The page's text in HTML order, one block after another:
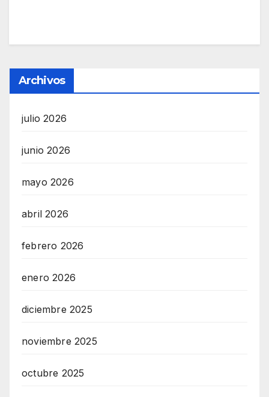
Archivos
julio 2026
junio 2026
mayo 2026
abril 2026
febrero 2026
enero 2026
diciembre 2025
noviembre 2025
octubre 2025